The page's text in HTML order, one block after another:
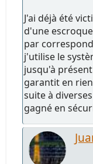
J'ai déjà été
d'une
par
j'utilise le
jusqu'à
garantit en
suite à
gagné en